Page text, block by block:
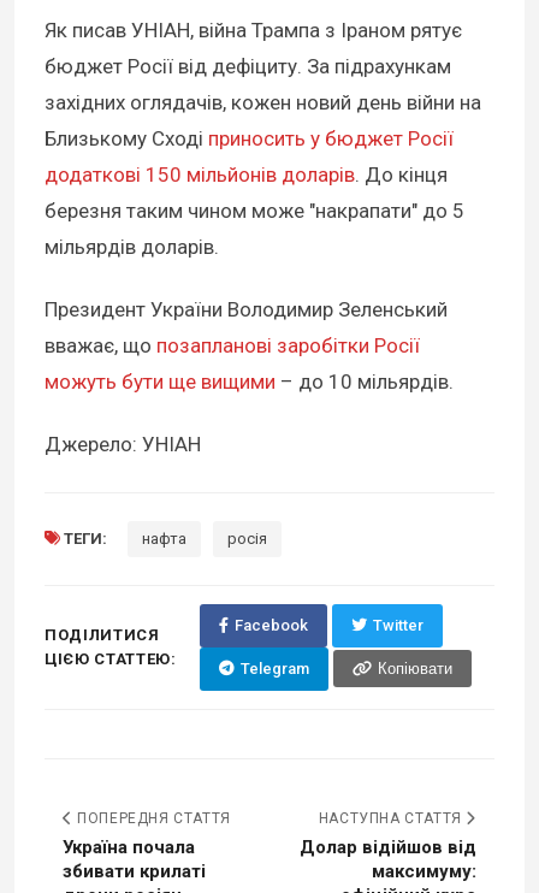
Як писав УНІАН, війна Трампа з Іраном рятує
бюджет Росії від дефіциту. За підрахункам
західних оглядачів, кожен новий день війни на
Близькому Сході приносить у бюджет Росії
додаткові 150 мільйонів доларів. До кінця
березня таким чином може "накрапати" до 5
мільярдів доларів.
Президент України Володимир Зеленський
вважає, що позапланові заробітки Росії
можуть бути ще вищими – до 10 мільярдів.
Джерело: УНІАН
ТЕГИ: нафта росія
ПОДІЛИТИСЯ
ЦІЄЮ СТАТТЕЮ:
Facebook Twitter
Telegram Копіювати
ПОПЕРЕДНЯ СТАТТЯ
Україна почала
збивати крилаті
НАСТУПНА СТАТТЯ
Долар відійшов від
максимуму: